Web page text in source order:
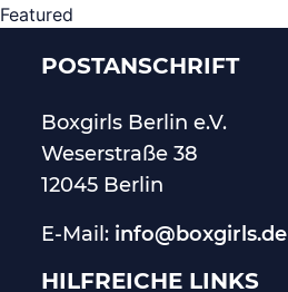
Featured
POSTANSCHRIFT
Boxgirls Berline.V.
Weserstraße 38
12045 Berlin
E-Mail: info@boxgirls.de
HILFREICHE LINKS